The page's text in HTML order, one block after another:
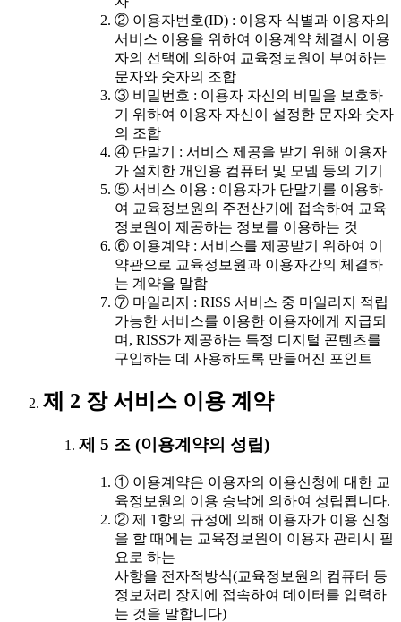
② 이용자번호(ID) : 이용자 식별과 이용자의
서비스 이용을 위하여 이용계약 체결시 이용
자의 선택에 의하여 교육정보원이 부여하는
문자와 숫자의 조합
③ 비밀번호 : 이용자 자신의 비밀을 보호하
기 위하여 이용자 자신이 설정한 문자와 숫자
의 조합
④ 단말기 : 서비스 제공을 받기 위해 이용자
가 설치한 개인용 컴퓨터 및 모뎀 등의 기기
⑤ 서비스 이용 : 이용자가 단말기를 이용하
여 교육정보원의 주전산기에 접속하여 교육
정보원이 제공하는 정보를 이용하는 것
⑥ 이용계약 : 서비스를 제공받기 위하여 이
약관으로 교육정보원과 이용자간의 체결하
는 계약을 말함
⑦ 마일리지 : RISS 서비스 중 마일리지 적립
가능한 서비스를 이용한 이용자에게 지급되
며, RISS가 제공하는 특정 디지털 콘텐츠를
구입하는 데 사용하도록 만들어진 포인트
제 2 장 서비스 이용 계약
제 5 조 (이용계약의 성립)
① 이용계약은 이용자의 이용신청에 대한 교
육정보원의 이용 승낙에 의하여 성립됩니다.
② 제 1항의 규정에 의해 이용자가 이용 신청
을 할 때에는 교육정보원이 이용자 관리시 필
요로 하는
사항을 전자적방식(교육정보원의 컴퓨터 등
정보처리 장치에 접속하여 데이터를 입력하
는 것을 말합니다)